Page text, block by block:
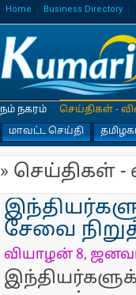
Home Business Directory
நம் நகரம்
செய்திகள் -
மாவட்ட செய்தி
» செய்திகள்
சேவை
வியாழன் 8, ஜனவரி